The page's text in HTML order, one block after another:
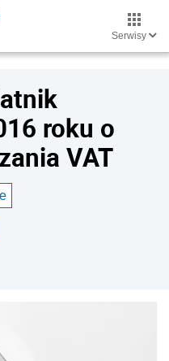
Serwisy
roku o
VAT